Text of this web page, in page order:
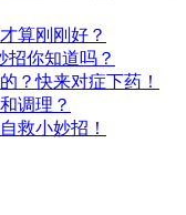
算刚刚好？
招你知道吗？
？快来对症下药！
调理？
救小妙招！